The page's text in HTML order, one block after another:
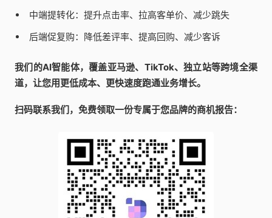
中端提转化：提升点击率、拉高客单价、减少跳失
后端促复购：降低差评率、提高回购、减少客诉
我们的AI智能体，覆盖亚马逊、TikTok、独立站等跨境全渠
道，让您用更低成本、更快速度跑通业务增长。
扫码联系我们，免费领取一份专属于您品牌的商机报告：